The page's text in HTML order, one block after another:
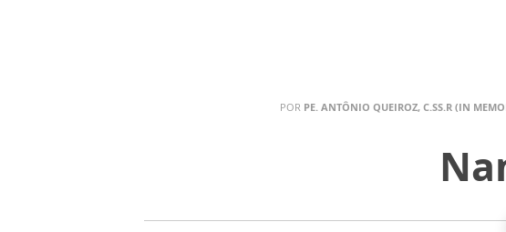
POR PE. ANTÔNIO QUEIROZ, C.SS.R (IN